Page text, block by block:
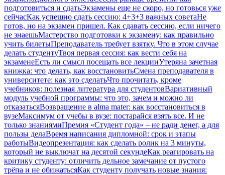
подготовиться и сдатьЭкзамены еще не скоро, но готовься уже
сейчасКак успешно сдать сессию: 4+3+3 важных советаНе
готов, но на экзамен пришел. Как сдавать сессию, если ничего
не знаешьМастерство подготовки к экзамену: как правильно
учить билетыПреподаватель требует взятку. Что в этом случае
делать студентуТвоя первая сессия: как вести себя на
экзаменеЕсть ли смысл посещать все лекцииУтеряна зачетная
книжка: что делать, как восстановитьСмена преподавателя в
университете: как это сделатьЧто прочитать, кроме
учебников: полезная литература для студентовВариативный
модуль учебной программы: что это, зачем и можно ли
отказатьсяВозвращение в alma mater: как восстановиться в
вузеМаксимум от учебы в вузе: постарайся взять все. И не
только знаниямиПремия «Студент года» – не ради денег, а для
пользы делаВремя написания дипломной: срок и этапы
работыВидеопрезентация: как сделать ролик на 3 минуты,
который не выключат на десятой секундеКак реагировать на
критику студенту: отличить дельное замечание от пустого
трёпа и не обижатьсяКак студенту получать новые знания: